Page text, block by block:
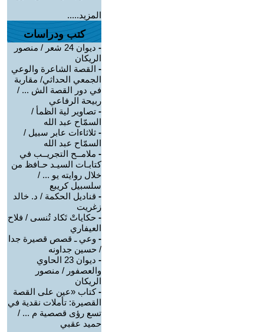
المزيد.....
كتب ودراسات
-
ديوان 24 شعر / منصور
الريكان
- القصة الشاعرة والوعي
الجمعي الحداثي/ مقاربة
في دور القصة الش ... /
ربيحة الرفاعي
- تصاوير لية الظمأ /
السمّاح عبد الله
- ثلاثاءات عابر سبيل /
السمّاح عبد الله
- ملامــح التجريــب في
كتابـات السيـد حـافظ من
خلال روايته يو ... /
سلسبيل كريبع
- قناديل الحكمة / د. خالد
زغريت
- حكاياتْ تَكاد تُنسى / فلاح
العيفاري
- وعي ـ قصص قصيرة جدا
/ حسين جداونه
-
ديوان 23 الحاوي
والعصفور / منصور
الريكان
-كتاب «عين على القصة
القصيرة: تأملات نقدية في
تسع رؤى قصصية م ... /
حميد عقبي